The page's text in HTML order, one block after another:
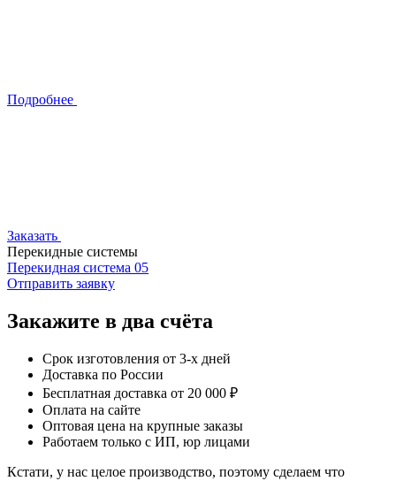
Подробнее
Заказать
Перекидные системы
Перекидная система 05
Отправить заявку
Закажите в два счёта
Срок изготовления от 3-х дней
Доставка по России
Бесплатная доставка от 20 000 ₽
Оплата на сайте
Оптовая цена на крупные заказы
Работаем только с ИП, юр лицами
Кстати, у нас целое производство, поэтому сделаем что